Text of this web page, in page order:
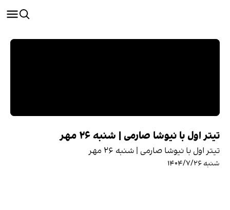
تیتر اول با نیوشا صارمی | شنبه ۲۶ مهر
تیتر اول با نیوشا صارمی | شنبه ۲۶ مهر
شنبه ۱۴۰۴/۷/۲۶